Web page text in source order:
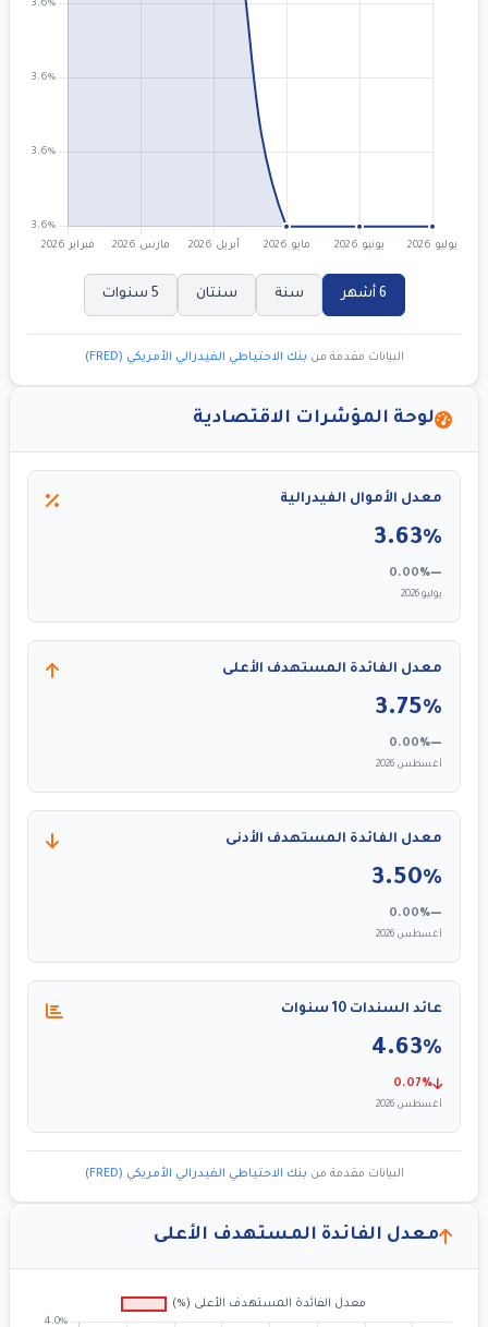
6 أشهر سنة سنتان 5 سنوات
البيانات مقدمة من بنك الاحتياطي الفيدرالي الأمريكي (FRED)
لوحة المؤشرات الاقتصادية
معدل الأموال الفيدرالية
3.63%
0.00%
يوليو 2026
معدل الفائدة المستهدف الأعلى
3.75%
0.00%
أغسطس 2026
معدل الفائدة المستهدف الأدنى
3.50%
0.00%
أغسطس 2026
عائد السندات 10 سنوات
4.63%
0.07%
أغسطس 2026
البيانات مقدمة من بنك الاحتياطي الفيدرالي الأمريكي (FRED)
معدل الفائدة المستهدف الأعلى